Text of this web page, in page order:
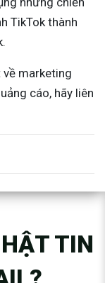
TikTok thành
marketing
cáo, hãy liên
TIN